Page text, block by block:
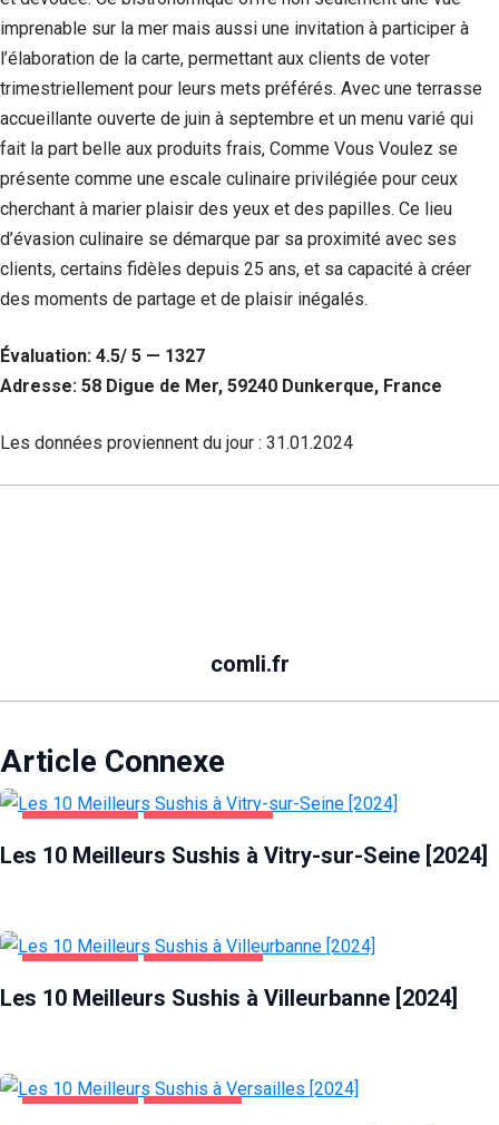
imprenable sur la mer mais aussi une invitation à participer à
l’élaboration de la carte, permettant aux clients de voter
trimestriellement pour leurs mets préférés. Avec une terrasse
accueillante ouverte de juin à septembre et un menu varié qui
fait la part belle aux produits frais, Comme Vous Voulez se
présente comme une escale culinaire privilégiée pour ceux
cherchant à marier plaisir des yeux et des papilles. Ce lieu
d’évasion culinaire se démarque par sa proximité avec ses
clients, certains fidèles depuis 25 ans, et sa capacité à créer
des moments de partage et de plaisir inégalés.
Évaluation: 4.5/ 5 — 1327
Adresse: 58 Digue de Mer, 59240 Dunkerque, France
Les données proviennent du jour : 31.01.2024
comli.fr
Article Connexe
Les 10 Meilleurs Sushis à Vitry-sur-Seine [2024]
Les 10 Meilleurs Sushis à Villeurbanne [2024]